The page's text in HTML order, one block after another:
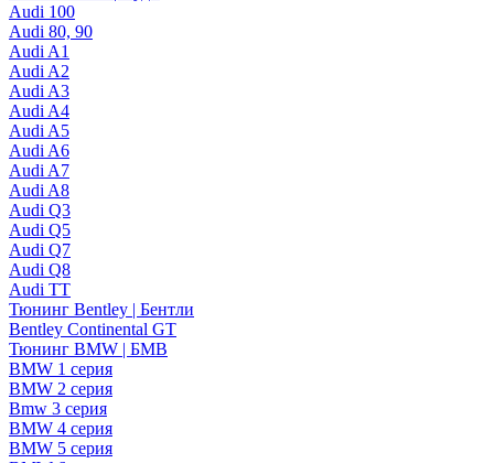
Audi 100
Audi 80, 90
Audi A1
Audi A2
Audi A3
Audi A4
Audi A5
Audi A6
Audi A7
Audi A8
Audi Q3
Audi Q5
Audi Q7
Audi Q8
Audi TT
Тюнинг Bentley | Бентли
Bentley Continental GT
Тюнинг BMW | БМВ
BMW 1 серия
BMW 2 серия
Bmw 3 серия
BMW 4 серия
BMW 5 серия